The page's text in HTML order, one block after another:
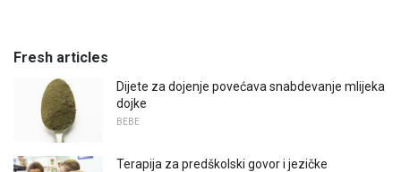
Fresh articles
Dijete za dojenje povećava snabdevanje mlijeka
dojke
BEBE
Terapija za predškolski govor i jezičke